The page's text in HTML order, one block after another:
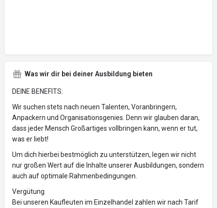
Was wir dir bei deiner Ausbildung bieten
DEINE BENEFITS:
Wir suchen stets nach neuen Talenten, Voranbringern,
Anpackern und Organisationsgenies. Denn wir glauben daran,
dass jeder Mensch Großartiges vollbringen kann, wenn er tut,
was er liebt!
Um dich hierbei bestmöglich zu unterstützen, legen wir nicht
nur großen Wert auf die Inhalte unserer Ausbildungen, sondern
auch auf optimale Rahmenbedingungen.
Vergütung
Bei unseren Kaufleuten im Einzelhandel zahlen wir nach Tarif